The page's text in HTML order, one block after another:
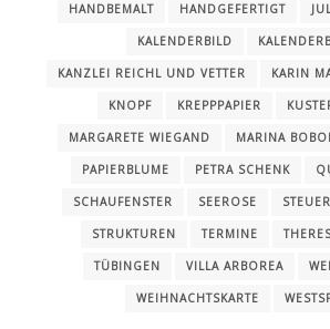
HANDBEMALT HANDGEFERTIGT
KALENDERBILD
KANZLEI REICHL UND VETTER KARIN
KNOPF KREPPPAPIER
MARGARETE WIEGAND MARINA
PAPIERBLUME PETRA SCHENK
SCHAUFENSTER SEEROSE
STRUKTUREN TERMINE
TÜBINGEN VILLA ARBOREA
WEIHNACHTSKARTE